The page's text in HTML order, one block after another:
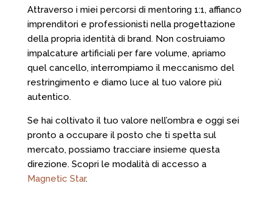
Attraverso i miei percorsi di mentoring 1:1, affianco
imprenditori e professionisti nella progettazione
della propria identità di brand. Non costruiamo
impalcature artificiali per fare volume, apriamo
quel cancello, interrompiamo il meccanismo del
restringimento e diamo luce al tuo valore più
autentico.
Se hai coltivato il tuo valore nell’ombra e oggi sei
pronto a occupare il posto che ti spetta sul
mercato, possiamo tracciare insieme questa
direzione. Scopri le modalità di accesso a
Magnetic Star.